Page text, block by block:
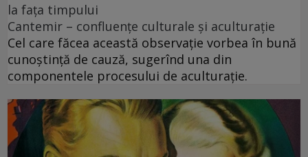
la fața timpului
Cantemir – confluenţe culturale şi aculturaţie
Cel care făcea această observaţie vorbea în bună
cunoştință de cauză, sugerînd una din
componentele procesului de aculturaţie.